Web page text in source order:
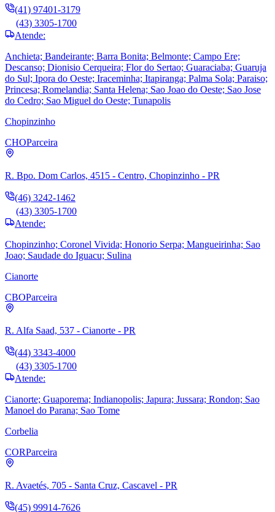
(41) 97401-3179
(43) 3305-1700
Atende:
Anchieta; Bandeirante; Barra Bonita; Belmonte; Campo Ere;
Descanso; Dionisio Cerqueira; Flor do Sertao; Guaraciaba; Guaruja
do Sul; Ipora do Oeste; Iraceminha; Itapiranga; Palma Sola; Paraiso;
Princesa; Romelandia; Santa Helena; Sao Joao do Oeste; Sao Jose
do Cedro; Sao Miguel do Oeste; Tunapolis
Chopinzinho
CHOParceira
R. Bpo. Dom Carlos, 4515 - Centro, Chopinzinho - PR
(46) 3242-1462
(43) 3305-1700
Atende:
Chopinzinho; Coronel Vivida; Honorio Serpa; Mangueirinha; Sao
Joao; Saudade do Iguacu; Sulina
Cianorte
CBOParceira
R. Alfa Saad, 537 - Cianorte - PR
(44) 3343-4000
(43) 3305-1700
Atende:
Cianorte; Guaporema; Indianopolis; Japura; Jussara; Rondon; Sao
Manoel do Parana; Sao Tome
Corbelia
CORParceira
R. Avaetés, 705 - Santa Cruz, Cascavel - PR
(45) 99914-7626